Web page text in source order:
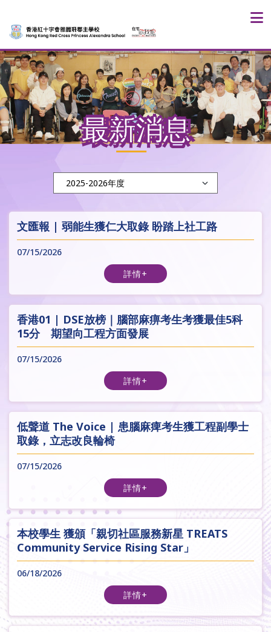
最新消息
文匯報 | 弱能生獲仁大取錄 盼踏上社工路
07/15/2026
詳情+
香港01 | DSE放榜｜腦部麻痹考生考獲最佳5科
15分 期望向工程方面發展
07/15/2026
詳情+
低聲道 The Voice | 患腦麻痺考生獲工程副學士
取錄，立志改良輪椅
07/15/2026
詳情+
本校學生 獲頒「親切社區服務新星 TREATS
Community Service Rising Star」
06/18/2026
詳情+